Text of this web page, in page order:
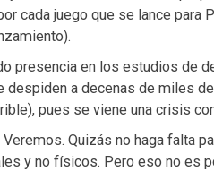
cada juego que se lance para
presencia en los estudios de
a decenas de miles
pues se viene una crisis
Quizás no haga falta
y no físicos. Pero eso no es